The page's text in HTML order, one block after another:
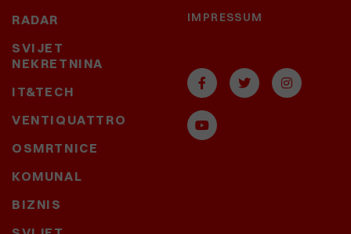
RADAR
SVIJET
NEKRETNINA
IT&TECH
VENTIQUATTRO
OSMRTNICE
KOMUNAL
BIZNIS
IMPRESSUM